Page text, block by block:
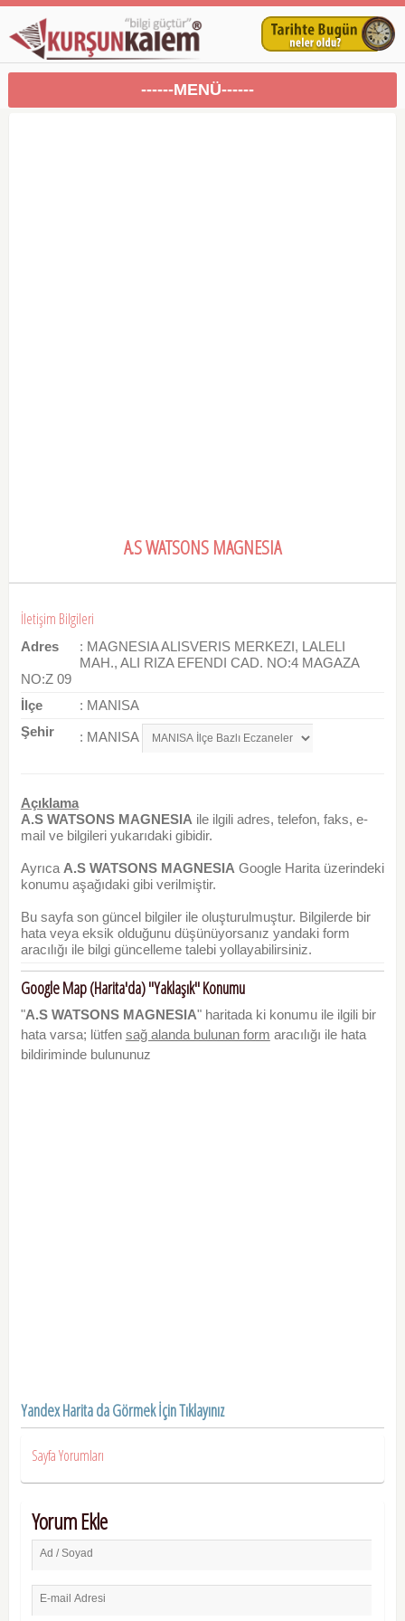
------MENÜ------
A.S WATSONS MAGNESIA
İletişim Bilgileri
Adres
: MAGNESIA ALISVERIS MERKEZI, LALELI
MAH., ALI RIZA EFENDI CAD. NO:4 MAGAZA
NO:Z 09
İlçe
: MANISA
Şehir
: MANISA
Açıklama
A.S WATSONS MAGNESIAile ilgili adres, telefon, faks, e-
mail ve bilgileri yukarıdaki gibidir.
AyrıcaA.S WATSONS MAGNESIAGoogle Harita üzerindeki
konumu aşağıdaki gibi verilmiştir.
Bu sayfa son güncel bilgiler ile oluşturulmuştur. Bilgilerde bir
hata veya eksik olduğunu düşünüyorsanız yandaki form
aracılığı ile bilgi güncelleme talebi yollayabilirsiniz.
Google Map (Harita'da) "Yaklaşık" Konumu
"A.S WATSONS MAGNESIA" haritada ki konumu ile ilgili bir
hata varsa; lütfen sağ alanda bulunan form aracılığı ile hata
bildiriminde bulununuz
Yandex Harita da Görmek İçin Tıklayınız
Sayfa Yorumları
Yorum Ekle
Ad / Soyad
E-mail Adresi